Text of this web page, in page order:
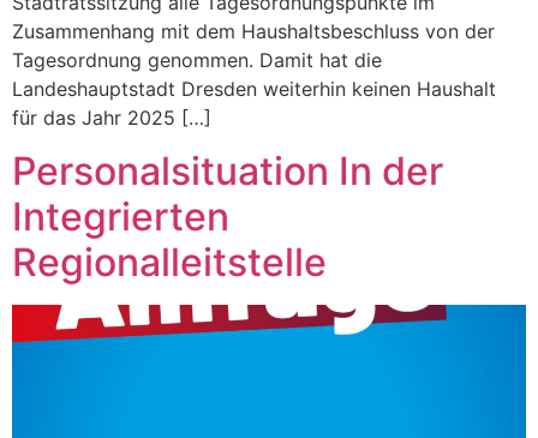
Zusammenhang mit dem Haushaltsbeschluss von der
Tagesordnung genommen. Damit hat die
Landeshauptstadt Dresden weiterhin keinen Haushalt
für das Jahr 2025 […]
Personalsituation In der
Integrierten
Regionalleitstelle